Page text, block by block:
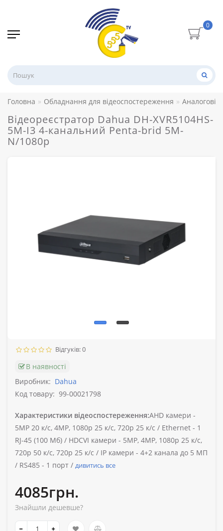
0
Головна Обладнання для відеоспостереження Аналогові
Відеореєстратор Dahua DH-XVR5104HS-
5M-I3 4-канальний Penta-brid 5M-
N/1080p
Відгуків: 0
В наявності
Виробник: Dahua
Код товару: 99-00021798
Характеристики відеоспостереження:AHD камери -
5MP 20 к/с, 4MP, 1080p 25 к/с, 720p 25 к/с / Ethernet - 1
RJ-45 (100 Мб) / HDCVI камери - 5MP, 4MP, 1080p 25 к/с,
720p 50 к/с, 720p 25 к/с / IP камери - 4+2 канала до 5 МП
/ RS485 - 1 порт / дивитись все
4085грн.
Знайшли дешевше?